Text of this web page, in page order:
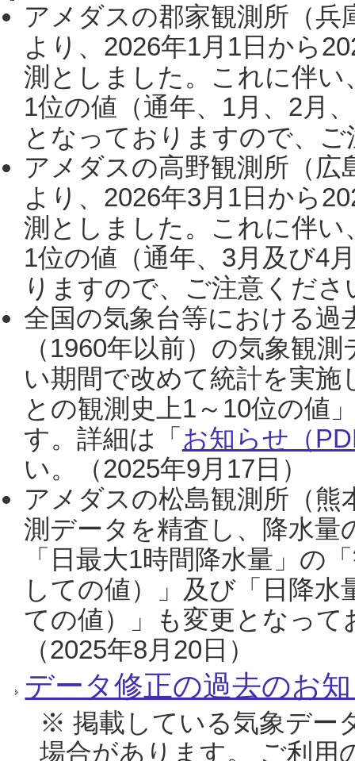
アメダスの郡家観測所（
より、2026年1月1日から
測としました。これに伴い
1位の値（通年、1月、2月
となっておりますので、
アメダスの高野観測所（
より、2026年3月1日から
測としました。これに伴い
1位の値（通年、3月及び4
りますので、ご注意くだ
全国の気象台等における過
（1960年以前）の気象観
い期間で改めて統計を実
との観測史上1～10位の値
す。詳細は「 お知らせ（
い。（2025年9月17日）
アメダスの松島観測所（熊
測データを精査し、降水
「日最大1時間降水量」の
しての値）」及び「日降
ての値）」も変更となっ
（2025年8月20日）
データ修正の過去のお
※ 掲載している気象デー
場合があります。 ご利用